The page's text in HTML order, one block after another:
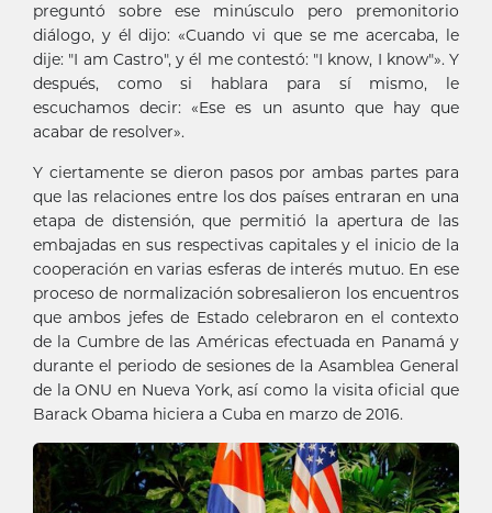
preguntó sobre ese minúsculo pero premonitorio
diálogo, y él dijo: «Cuando vi que se me acercaba, le
dije: "I am Castro", y él me contestó: "I know, I know"». Y
después, como si hablara para sí mismo, le
escuchamos decir: «Ese es un asunto que hay que
acabar de resolver».
Y ciertamente se dieron pasos por ambas partes para
que las relaciones entre los dos países entraran en una
etapa de distensión, que permitió la apertura de las
embajadas en sus respectivas capitales y el inicio de la
cooperación en varias esferas de interés mutuo. En ese
proceso de normalización sobresalieron los encuentros
que ambos jefes de Estado celebraron en el contexto
de la Cumbre de las Américas efectuada en Panamá y
durante el periodo de sesiones de la Asamblea General
de la ONU en Nueva York, así como la visita oficial que
Barack Obama hiciera a Cuba en marzo de 2016.